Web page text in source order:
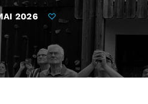
2026